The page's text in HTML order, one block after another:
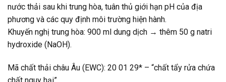
nước thải sau khi trung hòa, tuân thủ giới hạn pH của địa
phương và các quy định môi trường hiện hành.
Khuyến nghị trung hòa: 900 ml dung dịch → thêm 50 g natri
hydroxide (NaOH).
Mã chất thải châu Âu (EWC): 20 01 29* – “chất tẩy rửa chứa